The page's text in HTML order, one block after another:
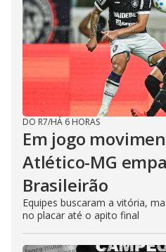
DO R7/HÁ 6 HORAS
Em jogo
Atlético-MG
Brasileirão
Equipes buscaram a vitória,
no placar até o apito final